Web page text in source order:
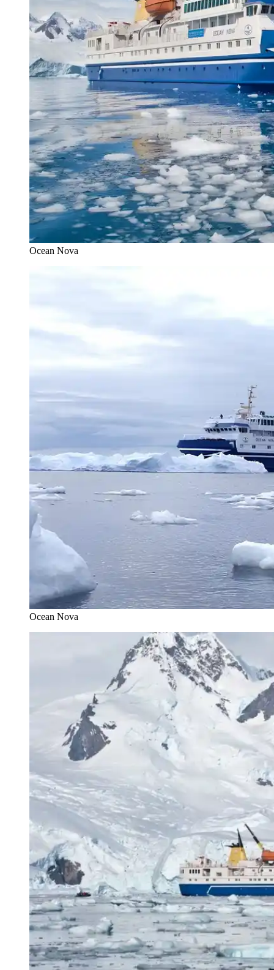
Ocean Nova
Ocean Nova